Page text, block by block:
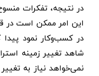
در نتیجه، تفکرات
این امر ممکن است در
در کسب‌وکار نمود پیدا
شاهد تغییر زمینه
نمی‌خواهد نیاز به